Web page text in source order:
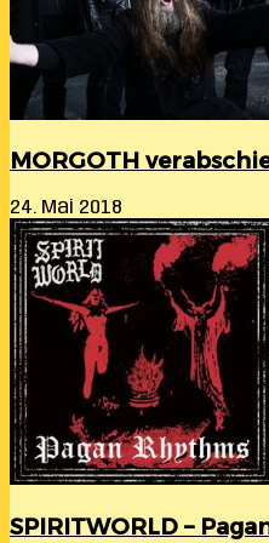
MORGOTH
24. Mai 2018
SPIRITWORLD –